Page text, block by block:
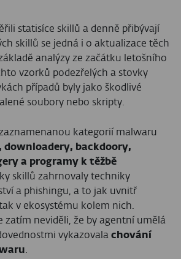
statisíce skillů a denně přibývají
skillů se jedná i o aktualizace těch
analýzy ze začátku letošního
vzorků podezřelých a stovky
případů byly jako škodlivé
soubory nebo skripty.
kategorií malwaru
downloadery, backdoory,
a programy k těžbě
skillů zahrnovaly techniky
a phishingu, a to jak uvnitř
v ekosystému kolem nich.
zatím neviděli, že by agentní umělá
vykazovala chování
.